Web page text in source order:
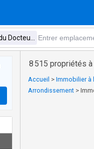
8 515 propriétés
Accueil > Immobilier à
Arrondissement >